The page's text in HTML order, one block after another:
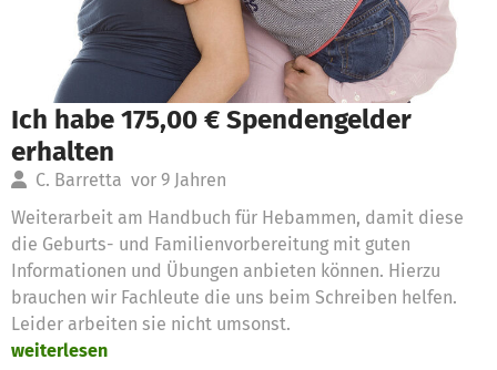
Ich habe 175,00 € Spendengelder
erhalten
C. Barretta vor 9 Jahren
Weiterarbeit am Handbuch für Hebammen, damit diese
die Geburts- und Familienvorbereitung mit guten
Informationen und Übungen anbieten können. Hierzu
brauchen wir Fachleute die uns beim Schreiben helfen.
Leider arbeiten sie nicht umsonst.
weiterlesen